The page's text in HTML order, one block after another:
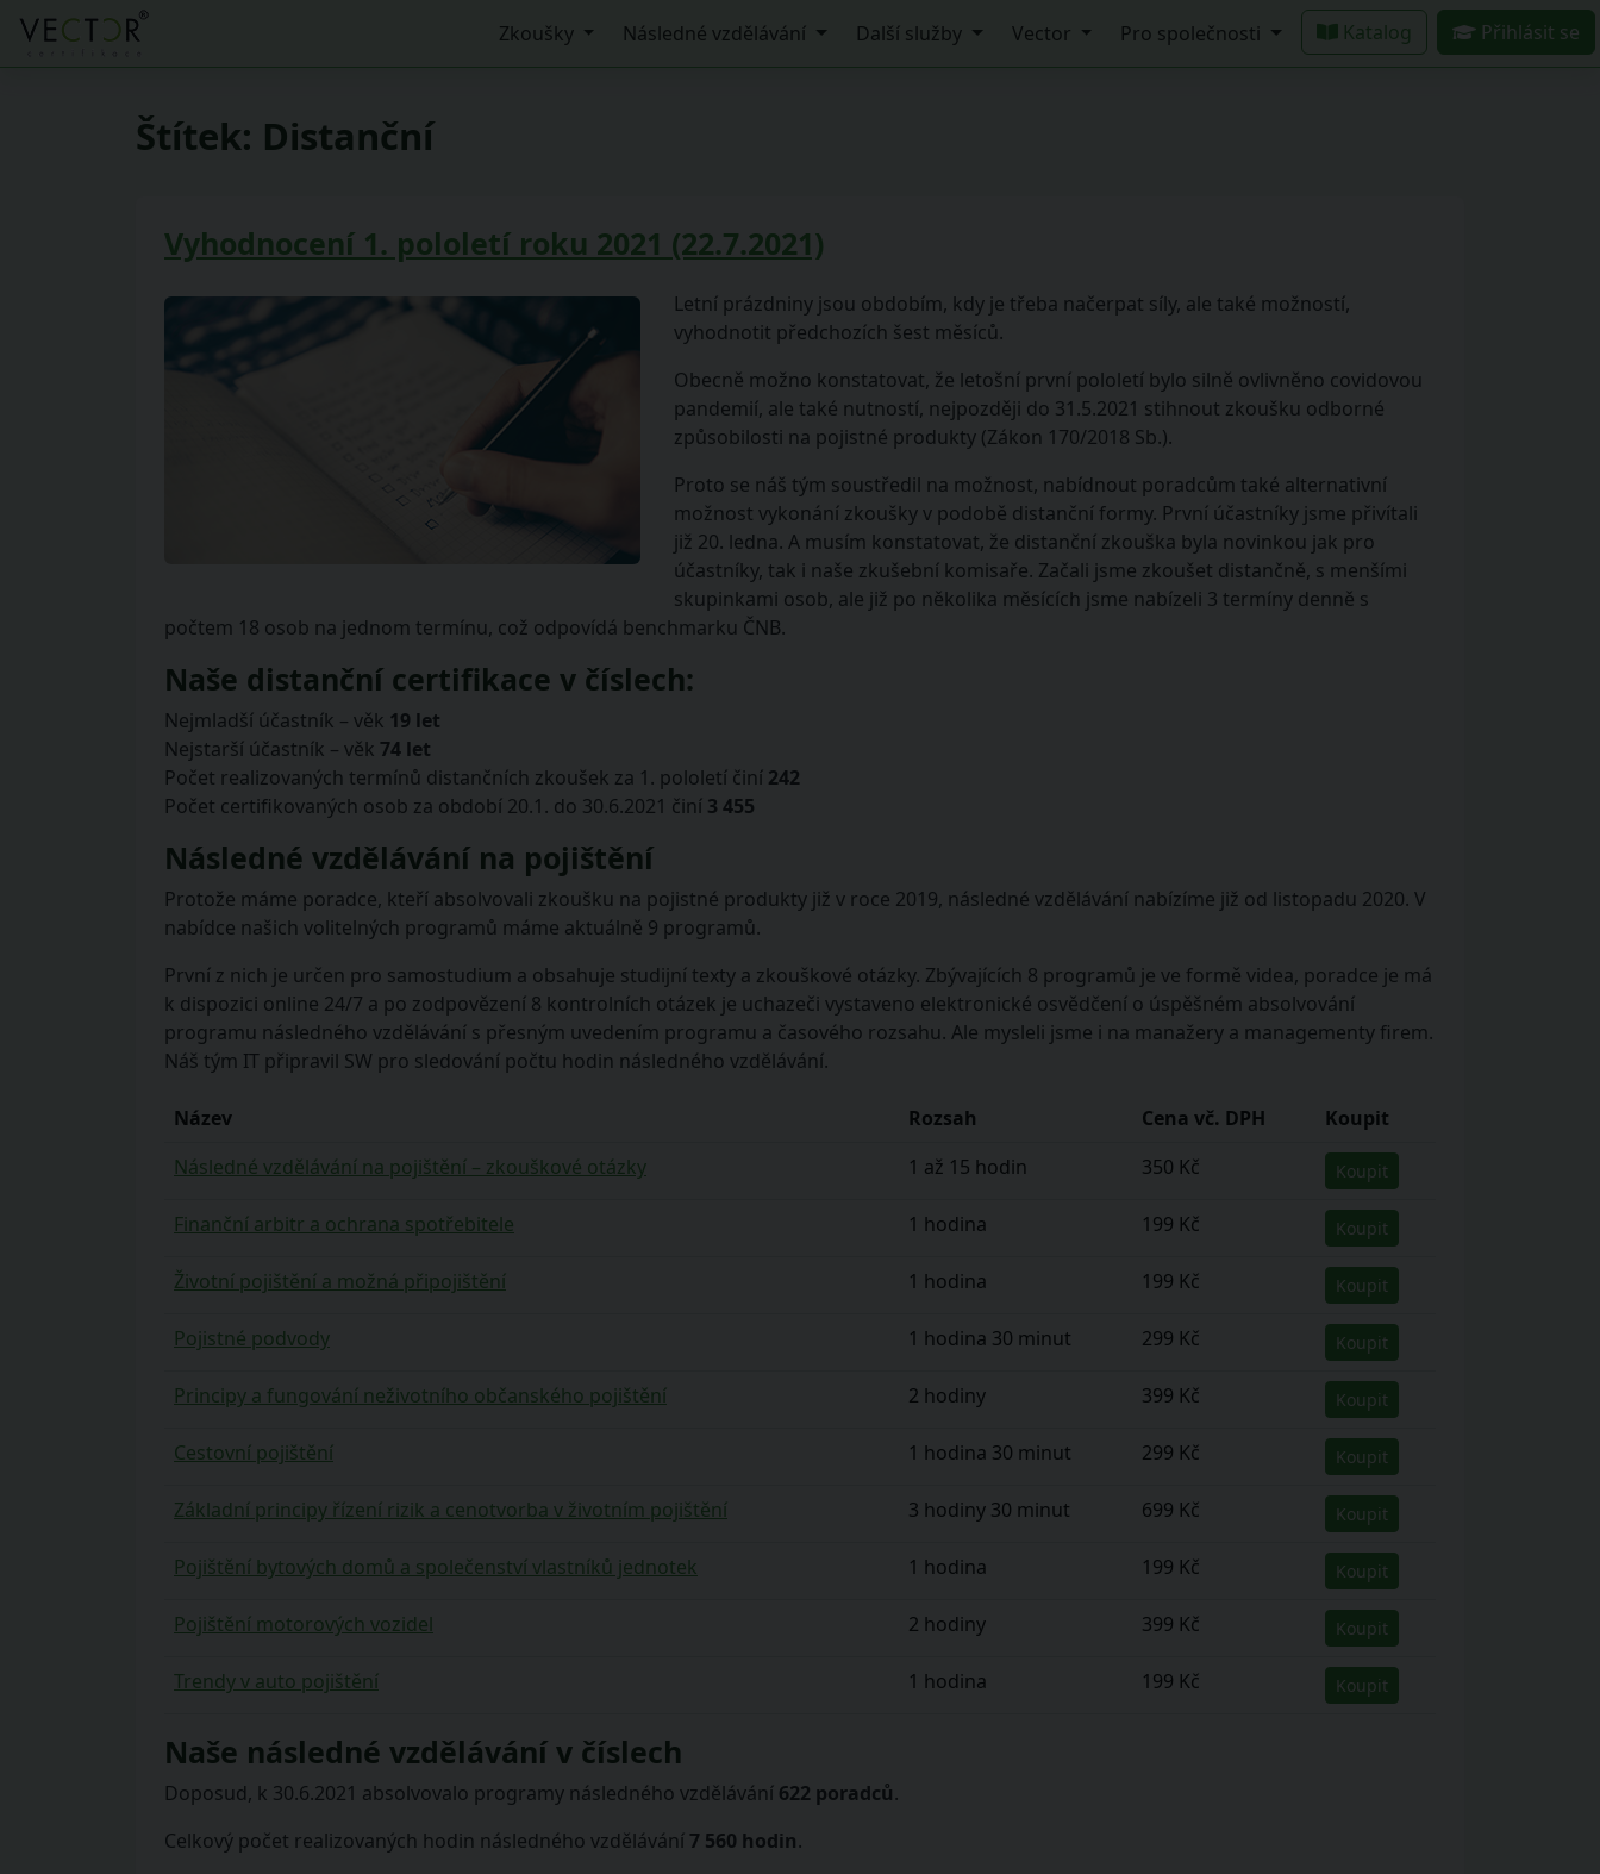
Zkoušky Následné vzdělávání Další služby Vector Pro společnosti Katalog Přihlásit se
Štítek: Distanční
Vyhodnocení 1. pololetí roku 2021 (22.7.2021)
Letní prázdniny jsou obdobím, kdy je třeba načerpat síly, ale také možností,
vyhodnotit předchozích šest měsíců.
Obecně možno konstatovat, že letošní první pololetí bylo silně ovlivněno covidovou
pandemií, ale také nutností, nejpozději do 31.5.2021 stihnout zkoušku odborné
způsobilosti na pojistné produkty (Zákon 170/2018 Sb.).
Proto se náš tým soustředil na možnost, nabídnout poradcům také alternativní
možnost vykonání zkoušky v podobě distanční formy. První účastníky jsme přivítali
již 20. ledna. A musím konstatovat, že distanční zkouška byla novinkou jak pro
účastníky, tak i naše zkušební komisaře. Začali jsme zkoušet distančně, s menšími
skupinkami osob, ale již po několika měsících jsme nabízeli 3 termíny denně s
počtem 18 osob na jednom termínu, což odpovídá benchmarku ČNB.
Naše distanční certifikace v číslech:
Nejmladší účastník – věk 19 let
Nejstarší účastník – věk 74 let
Počet realizovaných termínů distančních zkoušek za 1. pololetí činí 242
Počet certifikovaných osob za období 20.1. do 30.6.2021 činí 3 455
Následné vzdělávání na pojištění
Protože máme poradce, kteří absolvovali zkoušku na pojistné produkty již v roce 2019, následné vzdělávání nabízíme již od listopadu 2020. V
nabídce našich volitelných programů máme aktuálně 9 programů.
První z nich je určen pro samostudium a obsahuje studijní texty a zkouškové otázky. Zbývajících 8 programů je ve formě videa, poradce je má
k dispozici online 24/7 a po zodpovězení 8 kontrolních otázek je uchazeči vystaveno elektronické osvědčení o úspěšném absolvování
programu následného vzdělávání s přesným uvedením programu a časového rozsahu. Ale mysleli jsme i na manažery a managementy firem.
Náš tým IT připravil SW pro sledování počtu hodin následného vzdělávání.
Název Rozsah Cena vč. DPH
Koupit
Následné vzdělávání na pojištění – zkouškové otázky
1 až 15 hodin 350 Kč Koupit
Finanční arbitr a ochrana spotřebitele 1 hodina 199 Kč Koupit
Životní pojištění a možná připojištění 1 hodina 199 Kč Koupit
Pojistné podvody 1 hodina 30 minut 299 Kč Koupit
Principy a fungování neživotního občanského pojištění 2 hodiny 399 Kč Koupit
Cestovní pojištění 1 hodina 30 minut 299 Kč Koupit
Základní principy řízení rizik a cenotvorba v životním pojištění 3 hodiny 30 minut 699 Kč Koupit
Pojištění bytových domů a společenství vlastníků jednotek 1 hodina 199 Kč Koupit
Pojištění motorových vozidel 2 hodiny 399 Kč Koupit
Trendy v auto pojištění 1 hodina 199 Kč Koupit
Naše následné vzdělávání v číslech
Doposud, k 30.6.2021 absolvovalo programy následného vzdělávání 622 poradců.
Celkový počet realizovaných hodin následného vzdělávání 7 560 hodin.